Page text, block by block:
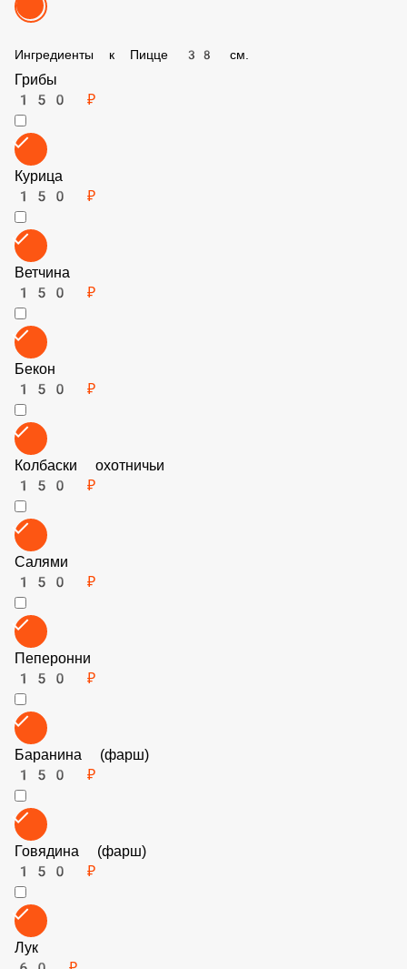
Ингредиенты к Пицце 38 см.
150 ₽
Курица
150 ₽
Ветчина
150 ₽
Бекон
150 ₽
Колбаски охотничьи
Салями
150 ₽
Пеперонни
150 ₽
Баранина (фарш)
150 ₽